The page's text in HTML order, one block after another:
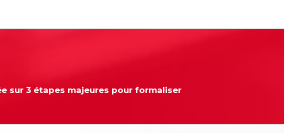
sur 3 étapes majeures pour formaliser